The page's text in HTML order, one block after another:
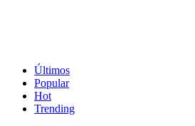
Últimos
Popular
Hot
Trending